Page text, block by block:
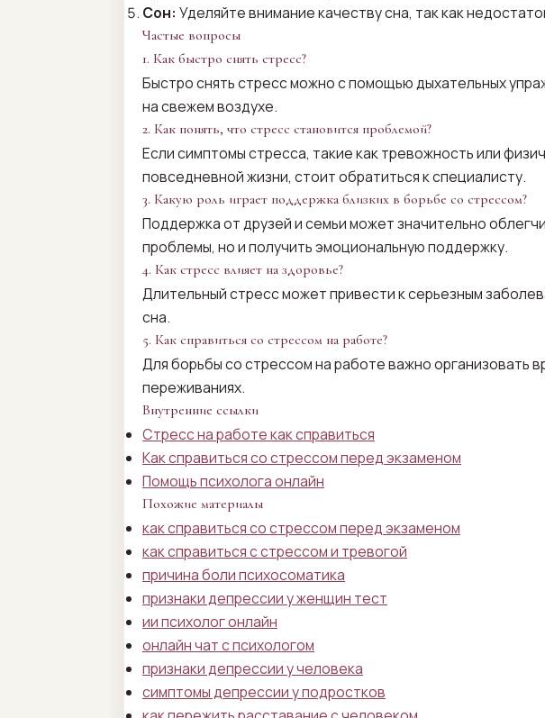
Сон: Уделяйте внимание качеству сна, так как
Частые вопросы
1. Как быстро снять стресс?
Быстро снять стресс можно с помощью дыхательных
на свежем воздухе.
2. Как понять, что стресс становится проблемой?
Если симптомы стресса, такие как тревожность или
повседневной жизни, стоит обратиться к специалисту.
3. Какую роль играет поддержка близких в борьбе со стрессом?
Поддержка от друзей и семьи может значительно
проблемы, но и получить эмоциональную поддержку.
4. Как стресс влияет на здоровье?
Длительный стресс может привести к серьезным
сна.
5. Как справиться со стрессом на работе?
Для борьбы со стрессом на работе важно организовать
переживаниях.
Внутренние ссылки
Стресс на работе как справиться
Как справиться со стрессом перед экзаменом
Помощь психолога онлайн
Похожие материалы
как справиться со стрессом перед экзаменом
как справиться с стрессом и тревогой
причина боли психосоматика
признаки депрессии у женщин тест
ии психолог онлайн
онлайн чат с психологом
признаки депрессии у человека
симптомы депрессии у подростков